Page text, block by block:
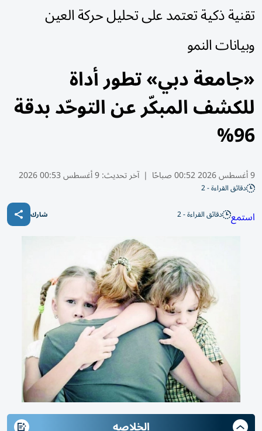
تقنية ذكية تعتمد على تحليل حركة العين
وبيانات النمو
«جامعة دبي» تطور أداة
للكشف المبكّر عن التوحّد بدقة
96%
9 أغسطس 2026 00:52 صباحًا | آخر تحديث:9 أغسطس 00:53 2026
دقائق القراءة - 2
استمع دقائق القراءة - 2 شارك